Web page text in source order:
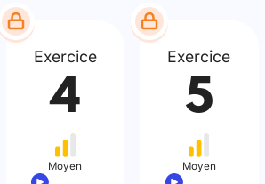
Exercice
4
Moyen
Exercice
5
Moyen